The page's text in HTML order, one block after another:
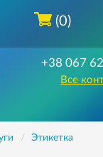
+38 067
Все
(0)
Этикетка